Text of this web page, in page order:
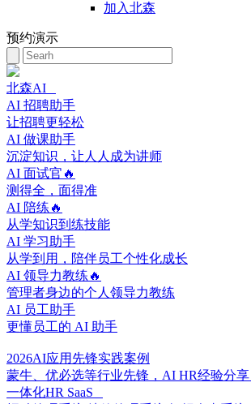
加入北森
预约演示
北森AI
AI 招聘助手
让招聘更轻松
AI 做课助手
沉淀知识，让人人成为讲师
AI 面试官🔥
测得全，面得准
AI 陪练🔥
从学知识到练技能
AI 学习助手
从学到用，陪伴员工个性化成长
AI 领导力教练🔥
管理者身边的个人领导力教练
AI 员工助手
更懂员工的 AI 助手
2026AI应用先锋实践案例
蒙牛、优必选等行业先锋，AI HR经验分享
一体化HR SaaS